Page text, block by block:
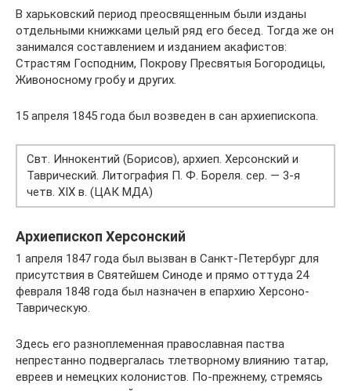
В харьковский период преосвященным были изданы
отдельными книжками целый ряд его бесед. Тогда же он
занимался составлением и изданием акафистов:
Страстям Господним, Покрову Пресвятыя Богородицы,
Живоносному гробу и других.
15 апреля 1845 года был возведен в сан архиепископа.
Свт. Иннокентий (Борисов), архиеп. Херсонский и
Таврический. Литография П. Ф. Бореля. сер. — 3-я
четв. XIX в. (ЦАК МДА)
Архиепископ Херсонский
1 апреля 1847 года был вызван в Санкт-Петербург для
присутствия в Святейшем Синоде и прямо оттуда 24
февраля 1848 года был назначен в епархию Херсоно-
Таврическую.
Здесь его разноплеменная православная паства
непрестанно подвергалась тлетворному влиянию татар,
евреев и немецких колонистов. По-прежнему, стремясь